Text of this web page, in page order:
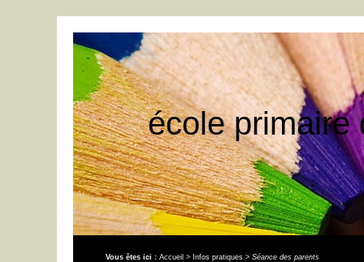
école primaire
Vous êtes ici : Accueil > Infos pratiques > Séance des parents